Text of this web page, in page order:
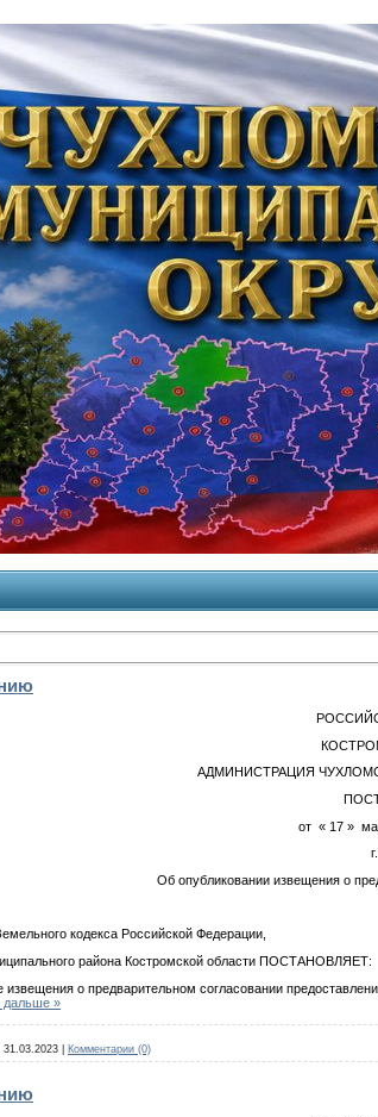
АДМИНИСТРАЦИЯ
от « 17 »
Об опубликовании извещения о
кодекса Российской Федерации,
района Костромской области ПОСТАНОВЛЯЕТ:
о предварительном согласовании
дальше »
31.03.2023 Комментарии (0)